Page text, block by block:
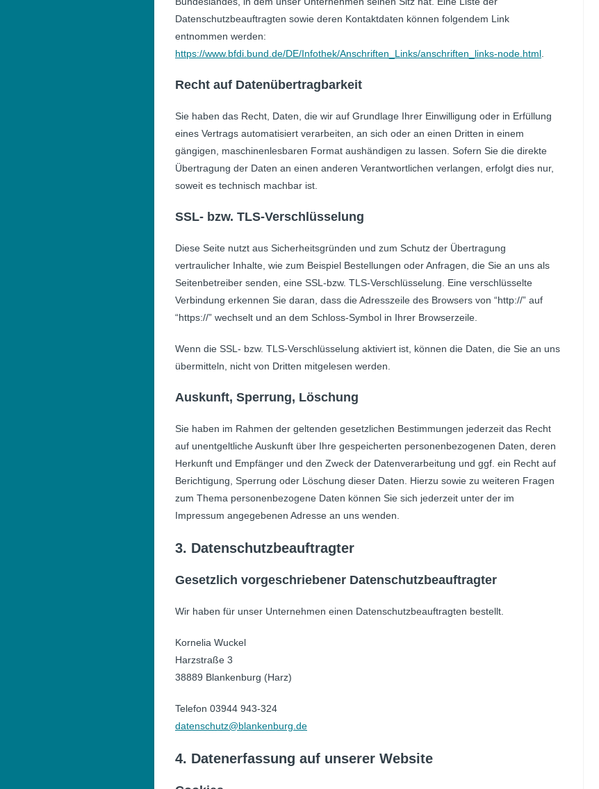
Datenschutzbeauftragten sowie deren Kontaktdaten können folgendem Link
entnommen werden:
https://www.bfdi.bund.de/DE/Infothek/Anschriften_Links/anschriften_links-node.html
Recht auf Datenübertragbarkeit
Sie haben das Recht, Daten, die wir auf Grundlage Ihrer Einwilligung oder in Erfüllung
eines Vertrags automatisiert verarbeiten, an sich oder an einen Dritten in einem
gängigen, maschinenlesbaren Format aushändigen zu lassen. Sofern Sie die direkte
Übertragung der Daten an einen anderen Verantwortlichen verlangen, erfolgt dies nur,
soweit es technisch machbar ist.
SSL- bzw. TLS-Verschlüsselung
Diese Seite nutzt aus Sicherheitsgründen und zum Schutz der Übertragung
vertraulicher Inhalte, wie zum Beispiel Bestellungen oder Anfragen, die Sie an uns als
Seitenbetreiber senden, eine SSL-bzw. TLS-Verschlüsselung. Eine verschlüsselte
Verbindung erkennen Sie daran, dass die Adresszeile des Browsers von “http://” auf
“https://” wechselt und an dem Schloss-Symbol in Ihrer Browserzeile.
Wenn die SSL- bzw. TLS-Verschlüsselung aktiviert ist, können die Daten, die Sie an uns
übermitteln, nicht von Dritten mitgelesen werden.
Auskunft, Sperrung, Löschung
Sie haben im Rahmen der geltenden gesetzlichen Bestimmungen jederzeit das Recht
auf unentgeltliche Auskunft über Ihre gespeicherten personenbezogenen Daten, deren
Herkunft und Empfänger und den Zweck der Datenverarbeitung und ggf. ein Recht auf
Berichtigung, Sperrung oder Löschung dieser Daten. Hierzu sowie zu weiteren Fragen
zum Thema personenbezogene Daten können Sie sich jederzeit unter der im
Impressum angegebenen Adresse an uns wenden.
3. Datenschutzbeauftragter
Gesetzlich vorgeschriebener Datenschutzbeauftragter
Wir haben für unser Unternehmen einen Datenschutzbeauftragten bestellt.
Kornelia Wuckel
Harzstraße 3
38889 Blankenburg (Harz)
Telefon 03944 943-324
datenschutz@blankenburg.de
4. Datenerfassung auf unserer Website